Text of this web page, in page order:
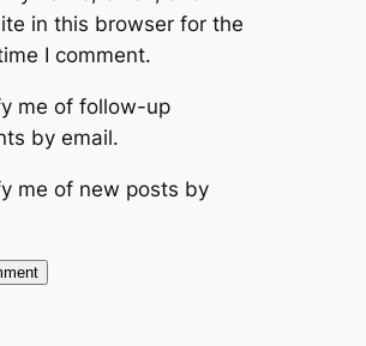
in this browser for the
I comment.
me of follow-up
by email.
me of new posts by